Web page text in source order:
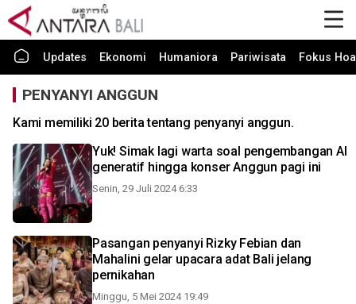
Updates Ekonomi Humaniora Pariwisata Fokus
PENYANYI ANGGUN
Kami memiliki 20 berita tentang penyanyi anggun.
Yuk! Simak lagi warta soal pengembangan AI
generatif hingga konser Anggun pagi ini
Senin, 29 Juli 2024 6:33
Pasangan penyanyi Rizky Febian dan
Mahalini gelar upacara adat Bali jelang
pernikahan
Minggu, 5 Mei 2024 19:49